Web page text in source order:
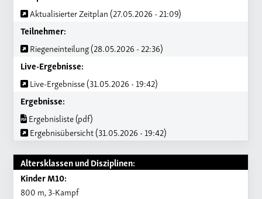
Aktualisierter Zeitplan (27.05.2026 - 21:09)
Teilnehmer:
Riegeneinteilung (28.05.2026 - 22:36)
Live-Ergebnisse:
Live-Ergebnisse (31.05.2026 - 19:42)
Ergebnisse:
Ergebnisliste (pdf)
Ergebnisübersicht (31.05.2026 - 19:42)
Altersklassen und Disziplinen:
Kinder M10:
800 m, 3-Kampf